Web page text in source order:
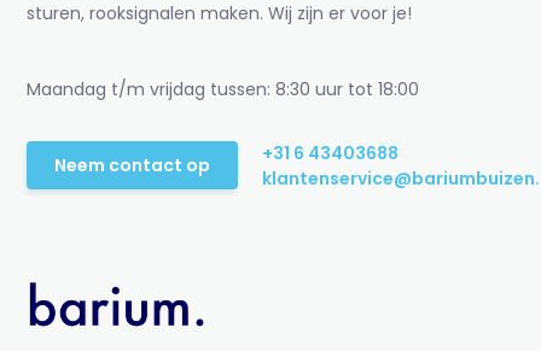
sturen, rooksignalen maken. Wij zijn er voor je!
Maandag t/m vrijdag tussen: 8:30 uur tot 18:00
Neem contact op
+31 6 43403688